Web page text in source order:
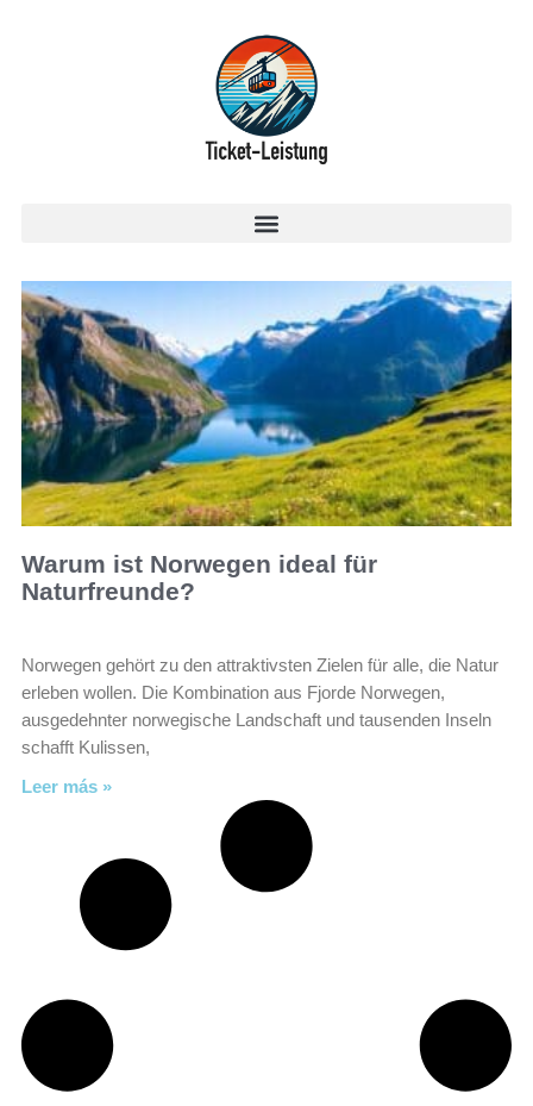
Warum ist Norwegen ideal für
Naturfreunde?
Norwegen gehört zu den attraktivsten Zielen für alle, die Natur
erleben wollen. Die Kombination aus Fjorde Norwegen,
ausgedehnter norwegische Landschaft und tausenden Inseln
schafft Kulissen,
Leer más »